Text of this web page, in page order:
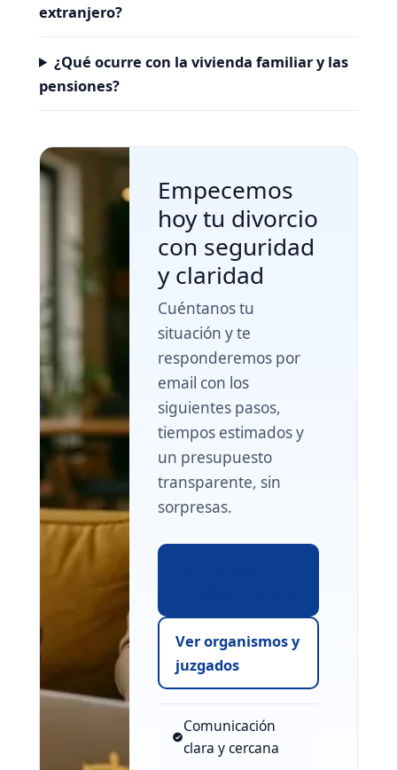
extranjero?
¿Qué ocurre con la vivienda familiar y las
pensiones?
Empecemos
hoy tu divorcio
con seguridad
y claridad
Cuéntanos tu
situación y te
responderemos por
email con los
siguientes pasos,
tiempos estimados y
un presupuesto
transparente, sin
sorpresas.
Ver organismos y
juzgados
Comunicación
clara y cercana